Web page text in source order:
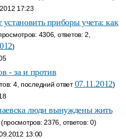
17:23
приборы учета: как
4306, ответов: 2,
)
- за и против
4, последний ответ07.11.2012)
люди вынуждены жить
(просмотров: 2376, ответов: 0)
13:00